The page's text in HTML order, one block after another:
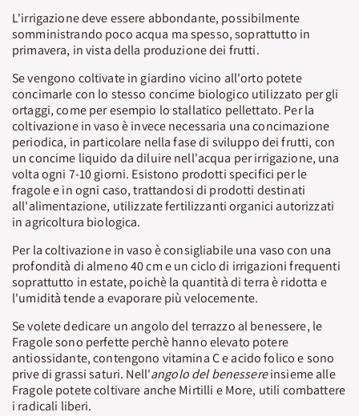
L'irrigazione deve essere abbondante, possibilmente
somministrando poco acqua ma spesso, soprattutto in
primavera, in vista della produzione dei frutti.
Se vengono coltivate in giardino vicino all'orto potete
concimarle con lo stesso concime biologico utilizzato per gli
ortaggi, come per esempio lo stallatico pellettato. Per la
coltivazione in vaso è invece necessaria una concimazione
periodica, in particolare nella fase di sviluppo dei frutti, con
un concime liquido da diluire nell'acqua per irrigazione, una
volta ogni 7-10 giorni. Esistono prodotti specifici per le
fragole e in ogni caso, trattandosi di prodotti destinati
all'alimentazione, utilizzate fertilizzanti organici autorizzati
in agricoltura biologica.
Per la coltivazione in vaso è consigliabile una vaso con una
profondità di almeno 40 cm e un ciclo di irrigazioni frequenti
soprattutto in estate, poichè la quantità di terra è ridotta e
l'umidità tende a evaporare più velocemente.
Se volete dedicare un angolo del terrazzo al benessere, le
Fragole sono perfette perchè hanno elevato potere
antiossidante, contengono vitamina C e acido folico e sono
prive di grassi saturi. Nell'angolo del benessereinsieme alle
Fragole potete coltivare anche Mirtilli e More, utili combattere
i radicali liberi.